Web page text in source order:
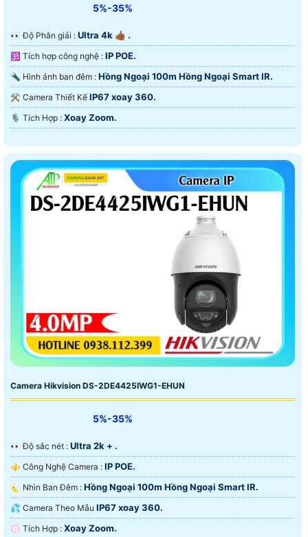
5%-35%
️👀 Độ Phân giải : Ultra 4k 👍🏾 .
🕉️ Tích hợp công nghệ : IP POE.
🔦 Hình ảnh ban đêm : Hồng Ngoại 100m Hồng Ngoại Smart IR.
⚒ Camera Thiết Kế IP67 xoay 360.
️🎙 Tích Hợp : Xoay Zoom.
Camera Hikvision DS-2DE4425IWG1-EHUN
5%-35%
️👀 Độ sắc nét : Ultra 2k + .
⚜️ Công Nghệ Camera : IP POE.
🌜 Nhìn Ban Đêm : Hồng Ngoại 100m Hồng Ngoại Smart IR.
💦 Camera Theo Mẫu IP67 xoay 360.
️💮 Tích Hợp : Xoay Zoom.